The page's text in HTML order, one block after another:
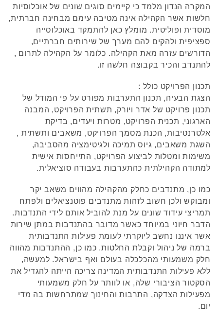
המקרה הנדון מלמד כי קיימים סוגים שונים של אוכלוסיות
חלשות אשר הקהילה אינה מטיבה עימם מבחינה חברתית,
מוסדית ופוליטית. מומלץ כאן להתמקד באוכלוסייה
ספציפית ולהקים להם מערך של שירותים חברתיים,
הדורשים עזרה מאת הקהילה. כלומר על הקהילה לתרום ,
להתנדב והכיר בקבוצה חלשה זו.
תכנון הפרויקט כולל :
הצגת הבעיה, תכנון התערבות מפורט על פי המודל של
תכנון פרויקט של אדר ויורק, תשתית הפרויקט, המבנה
הארגוני, תכנית הפרויקט, מטרות ויעדים, בדיקת
אלטרנטיבות, הכנת מסמך הפרויקט, משאבים ותשתית ,
השגת משאבים, גיוס תמיכה ולגיטימציה מהסביבה,
משימות ומטלות לביצוע הפרויקט, התייחסות אישית
למתודה הקהילתית כהתערבות בעבודה סוציאלית.
כמו כן, מתנדבים כחלק מהקהילה מהווים משאב יקר
ומבוקש ולכן חשוב לזהות מתנדבים פוטנציאלים ולפתח
תמריצי עידוד שונים על מנת להוביל אותם לידי התנדבות.
הדבר חיוני במיוחד כאשר מדובר בהתנדבות במתן שירות
אשר איננו נחשב ליוקרתי לעומת פעילות התנדבותית
ברמה של ניהול וקבלת החלטות. כמו כן, ההתנדבות מהווה
חלק משמעותי מהכלכלה בעולם ואף בישראל. למעשה,
ללא פעילות התנדבותית המדינה צריכה הייתה להגדיל את
הסקטור הציבורי שלה, או לוותר על חלק משמעותי
מפעילות הצדקה, התרבות והחינוך שמתרחשות בה מדי
יום.